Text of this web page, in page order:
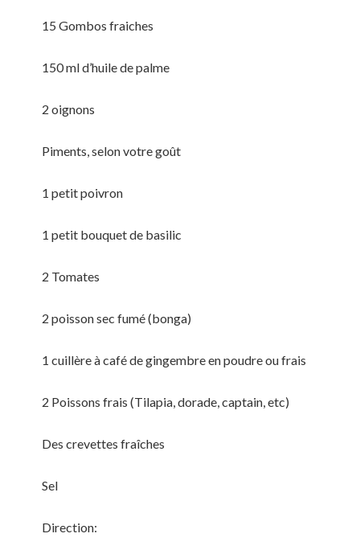
15 Gombos fraiches
150 ml d’huile de palme
2 oignons
Piments, selon votre goût
1 petit poivron
1 petit bouquet de basilic
2 Tomates
2 poisson sec fumé (bonga)
1 cuillère à café de gingembre en poudre ou frais
2 Poissons frais (Tilapia, dorade, captain, etc)
Des crevettes fraîches
Sel
Direction: